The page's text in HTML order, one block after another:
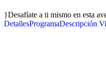
Desafíate a ti mismo en esta
DetallesProgramaDescripción